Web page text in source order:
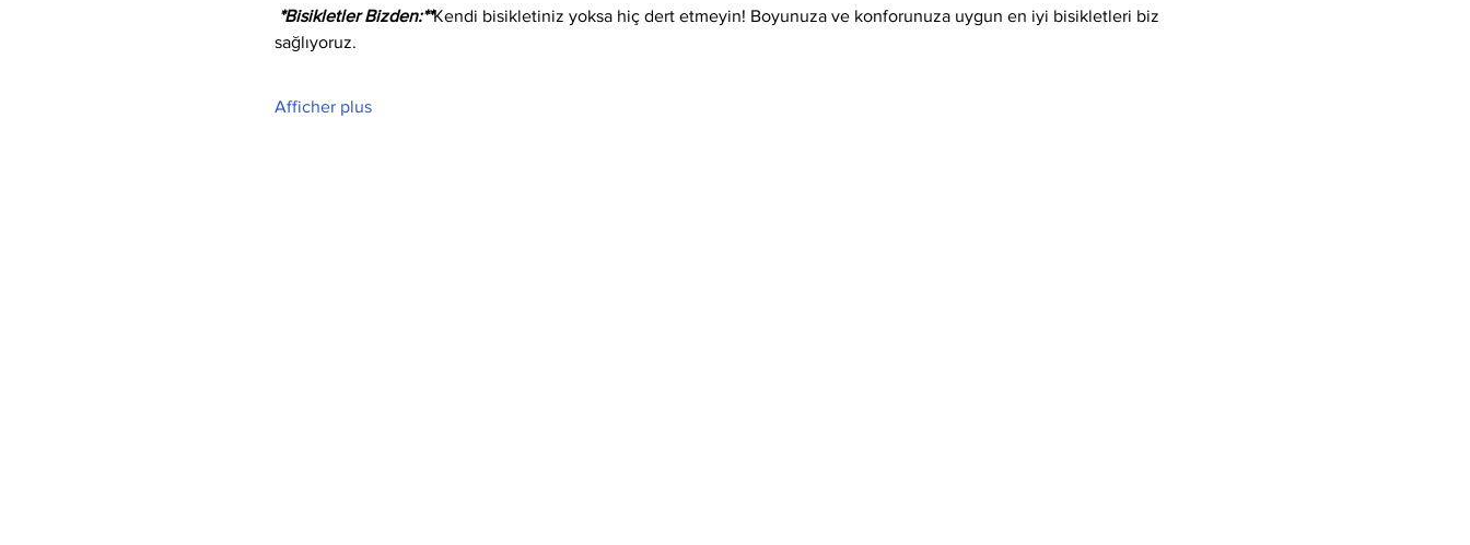
*Bisikletler Bizden:**Kendi bisikletiniz yoksa hiç dert etmeyin! Boyunuza ve konforunuza uygun en iyi bisikletleri biz
sağlıyoruz.
Afficher plus